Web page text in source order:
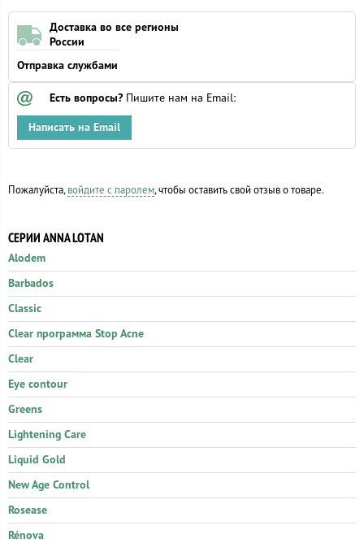
Доставка во все регионы
России
Отправка службами
Есть вопросы? Пишите нам на Email:
Написать на Email
Пожалуйста, войдите с паролем, чтобы оставить свой отзыв о товаре.
СЕРИИ ANNA LOTAN
Alodem
Barbados
Classic
Clear программа Stop Acne
Clear
Eye contour
Greens
Lightening Care
Liquid Gold
New Age Control
Rosease
Rénova